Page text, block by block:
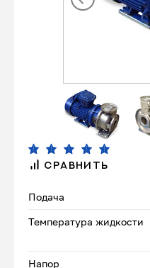
СРАВНИТЬ
Подача
Температура жидкости
Напор